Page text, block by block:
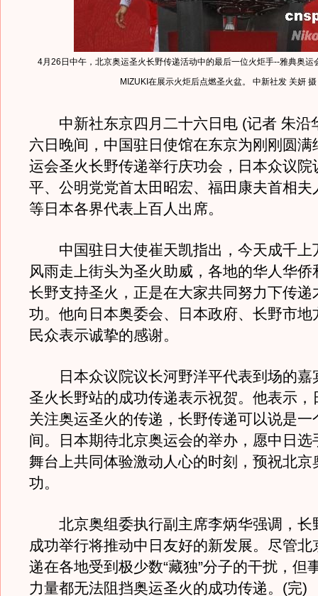
4月26日中午，北京奥运圣火长野传递活动中的最后一位火炬手--雅典奥运
MIZUKI在展示火炬后点燃圣火盆。 中新社发 关妍 摄
中新社东京四月二十六日电 (记者 朱沿
六日晚间，中国驻日使馆在东京为刚刚圆满
运会圣火长野传递举行庆功会，日本众议院
平、公明党党首太田昭宏、福田康夫首相夫
等日本各界代表上百人出席。
中国驻日大使崔天凯指出，今天成千上
风雨走上街头为圣火助威，各地的华人华侨
长野支持圣火，正是在大家共同努力下传递
功。他向日本奥委会、日本政府、长野市地
民众表示诚挚的感谢。
日本众议院议长河野洋平代表到场的嘉
圣火长野站的成功传递表示祝贺。他表示，
关注奥运圣火的传递，长野传递可以说是一
间。日本期待北京奥运会的举办，愿中日选
舞台上共同体验激动人心的时刻，预祝北京
功。
北京奥组委执行副主席李炳华强调，长
成功举行将推动中日友好的新发展。尽管北
递在各地受到极少数“藏独”分子的干扰，但
力量都无法阻挡奥运圣火的成功传递。(完)